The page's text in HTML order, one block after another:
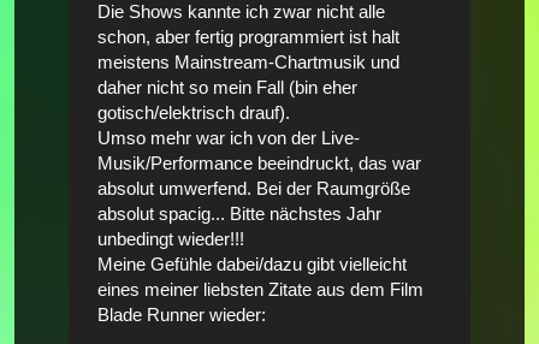
Die Shows kannte ich zwar nicht alle
schon, aber fertig programmiert ist halt
meistens Mainstream-Chartmusik und
daher nicht so mein Fall (bin eher
gotisch/elektrisch drauf).
Umso mehr war ich von der Live-
Musik/Performance beeindruckt, das war
absolut umwerfend. Bei der Raumgröße
absolut spacig... Bitte nächstes Jahr
unbedingt wieder!!!
Meine Gefühle dabei/dazu gibt vielleicht
eines meiner liebsten Zitate aus dem Film
Blade Runner wieder: